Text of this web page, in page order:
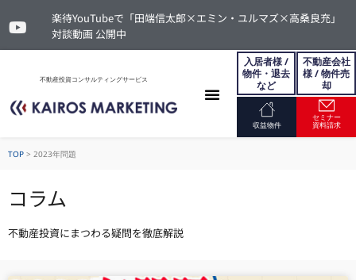
楽待YouTubeで「田端信太郎×エミン・ユルマズ×高桑良充」
対談動画 公開中
不動産投資コンサルティングサービス
入居者様 /
物件・退去
など
不動産会社
様 / 物件売
却
収益物件
セミナー
資料請求
TOP > 2023年問題
コラム
不動産投資にまつわる疑問を徹底解説